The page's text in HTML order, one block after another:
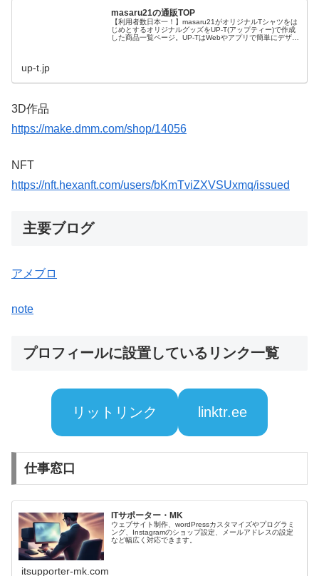
masaru21の通販TOP
【利用者数日本一！】masaru21がオリジナルTシャツをは
じめとするオリジナルグッズをUP-T(アップティー)で作成
した商品一覧ページ。UP-TはWebやアプリで簡単にデザイ
up-t.jp
3D作品
https://make.dmm.com/shop/14056
NFT
https://nft.hexanft.com/users/bKmTviZXVSUxmq/issued
主要ブログ
アメブロ
note
プロフィールに設置しているリンク一覧
リットリンク linktr.ee
仕事窓口
ITサポーター・MK
ウェブサイト制作、wordPressカスタマイズやプログラミ
ング、Instagramのショップ設定、メールアドレスの設定
など幅広く対応できます。
itsupporter-mk.com